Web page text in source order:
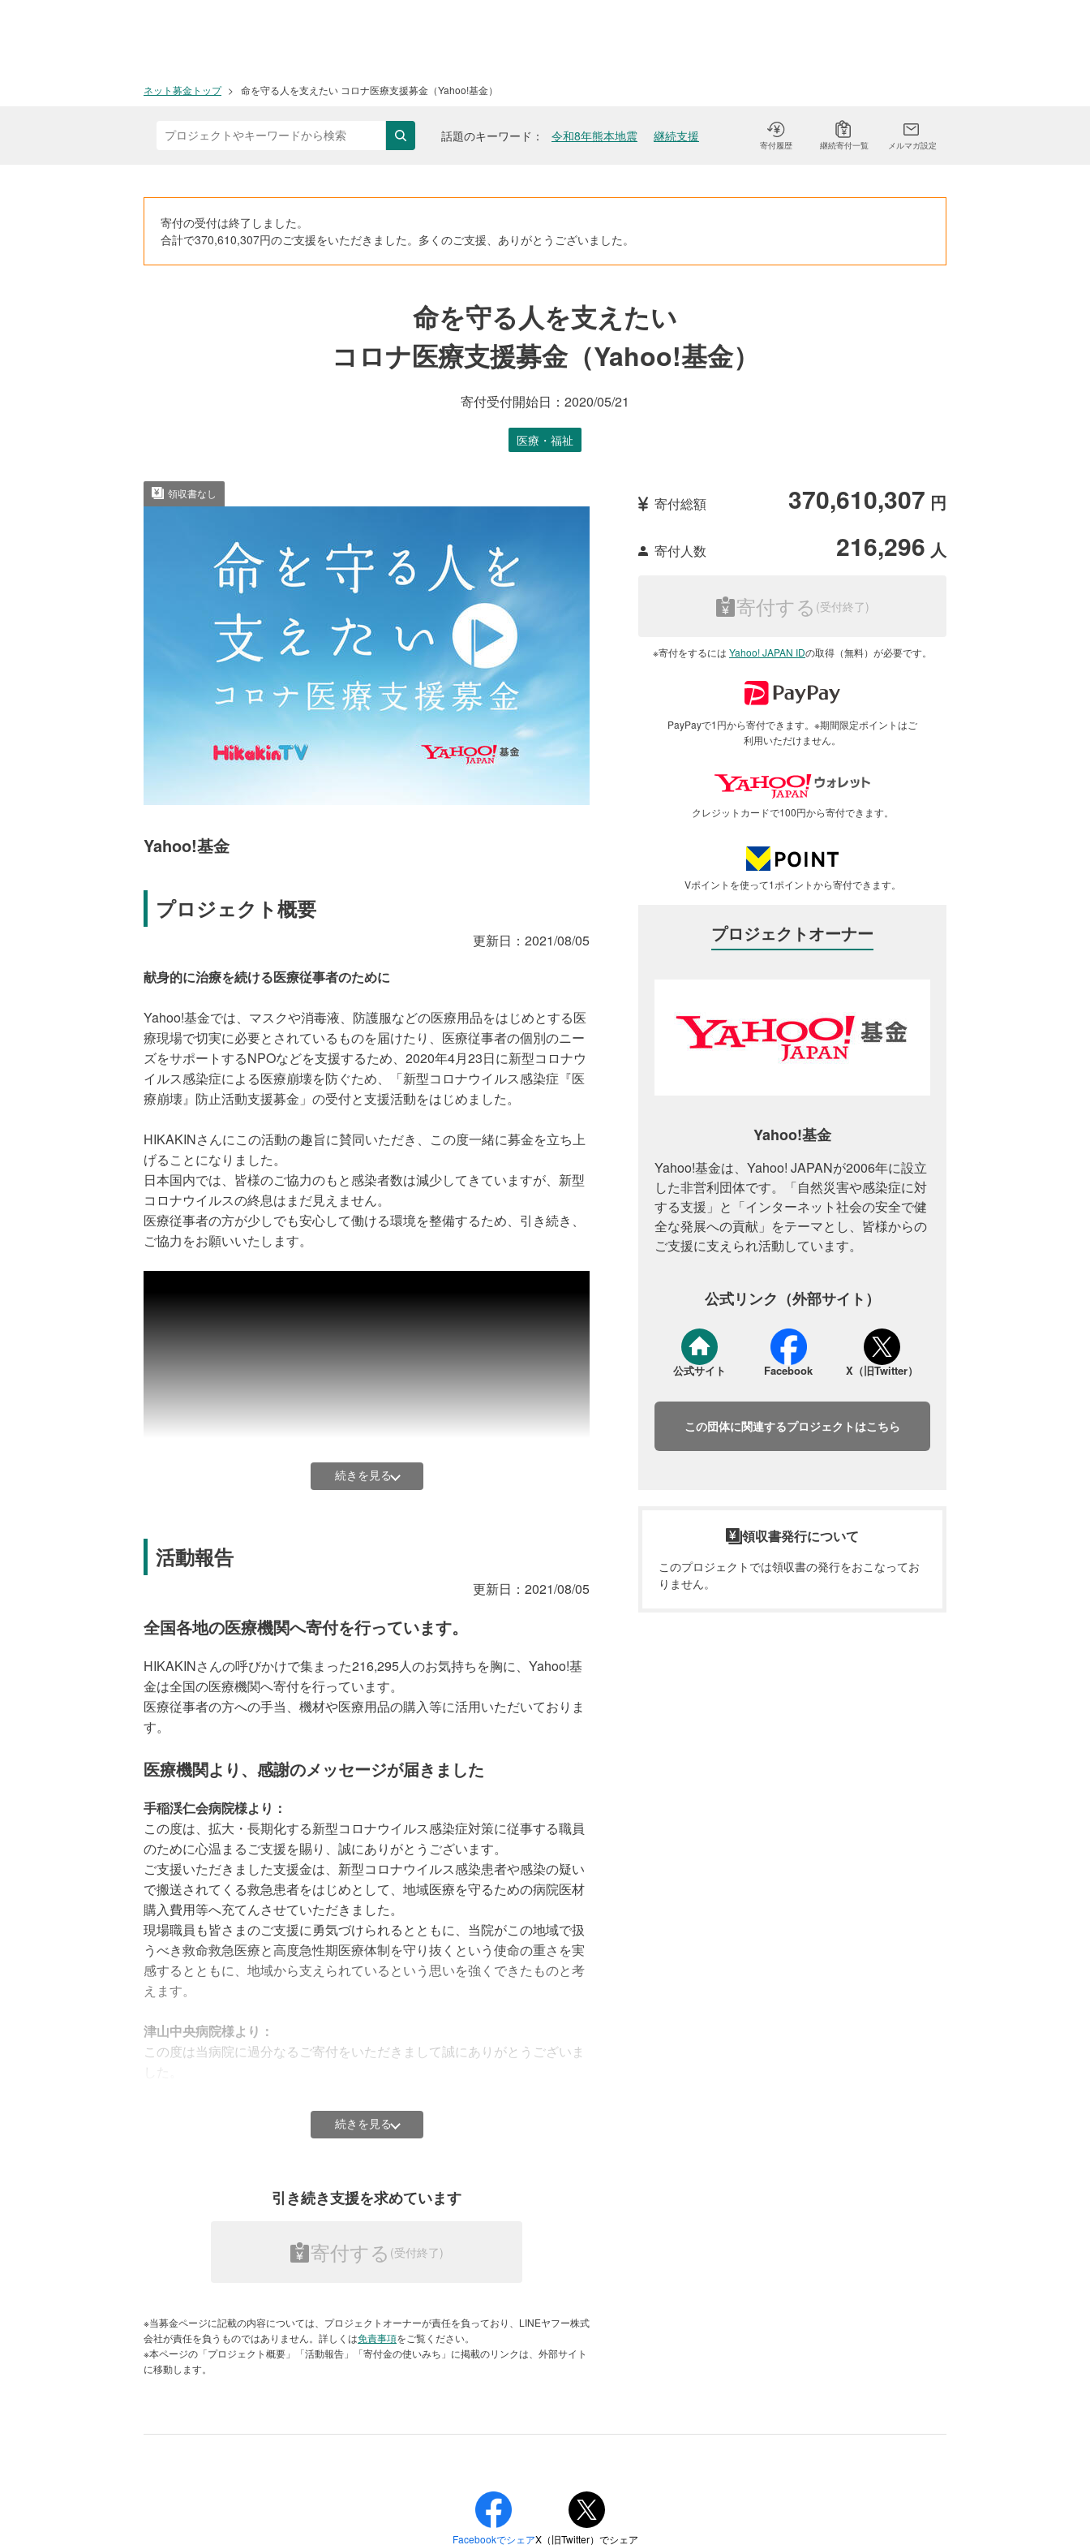
ネット募金トップ 命を守る人を支えたい コロナ医療支援募金（Yahoo!基金）
検索 話題のキーワード 令和8年熊本地震 継続支援
寄付履歴 継続寄付一覧 メルマガ設定
寄付の受付は終了しました。
合計で370,610,307円のご支援をいただきました。多くのご支援、ありがとうございました。
命を守る人を支えたい
コロナ医療支援募金（Yahoo!基金）
寄付受付開始日： 2020/05/21
医療・福祉
領収書なし
Yahoo!基金
プロジェクト概要
更新日： 2021/08/05
献身的に治療を続ける医療従事者のために
Yahoo!基金では、マスクや消毒液、防護服などの医療用品をはじめとする医
療現場で切実に必要とされているものを届けたり、医療従事者の個別のニー
ズをサポートするNPOなどを支援するため、2020年4月23日に新型コロナウ
イルス感染症による医療崩壊を防ぐため、「新型コロナウイルス感染症『医
療崩壊』防止活動支援募金」の受付と支援活動をはじめました。
HIKAKINさんにこの活動の趣旨に賛同いただき、この度一緒に募金を立ち上
げることになりました。
日本国内では、皆様のご協力のもと感染者数は減少してきていますが、新型
コロナウイルスの終息はまだ見えません。
医療従事者の方が少しでも安心して働ける環境を整備するため、引き続き、
ご協力をお願いいたします。
HIKAKINさんからのメッセージは、 をご覧ください。
寄付金の使いみち
医療従事者の負担軽減、感染リスクの低減のための支援活動に活用させてい
ただきます。
1 東京都などの自治体を通じて、医療現場にマスクや消毒液、防護服などの
医療用品を配布
3 感染防止の活動を行うNPOへの支援
2、3については寄付が集まった段階で、助成として応募いただいた団体に支
援を行う予定です。また、新型コロナウイルスの終息には長い期間がかかる
ことが想定されるため、フェーズによって、都度必要な支援を行ってまいり
ます。
詳しい使途は、決定次第この募金ページのほか、Yahoo!基金のホームペー
ジ、TwitterのYahoo!基金アカウントなど、SNSを通じてご報告いたします。
#新型コロナウイルス緊急支援
#新型コロナウイルス支援_医療福祉
続きを見る
活動報告
更新日： 2021/08/05
全国各地の医療機関へ寄付を行っています。
HIKAKINさんの呼びかけで集まった216,295人のお気持ちを胸に、Yahoo!基
金は全国の医療機関へ寄付を行っています。
医療従事者の方への手当、機材や医療用品の購入等に活用いただいておりま
す。
医療機関より、感謝のメッセージが届きました
手稲渓仁会病院様より：
この度は、拡大・長期化する新型コロナウイルス感染症対策に従事する職員
のために心温まるご支援を賜り、誠にありがとうございます。
ご支援いただきました支援金は、新型コロナウイルス感染患者や感染の疑い
で搬送されてくる救急患者をはじめとして、地域医療を守るための病院医材
購入費用等へ充てんさせていただきました。
現場職員も皆さまのご支援に勇気づけられるとともに、当院がこの地域で扱
うべき救命救急医療と高度急性期医療体制を守り抜くという使命の重さを実
感するとともに、地域から支えられているという思いを強くできたものと考
えます。
津山中央病院様より：
この度は当病院に過分なるご寄付をいただきまして誠にありがとうございま
した。
にとりまして、誠に心強くまたありがたく感じているところでございます。
当院といたしましても、いただいたご支援を力に、今後とも、第2次感染症
いただきましたご芳志は、病院内での患者様や職員の感染防止のため、サー
続きを見る
引き続き支援を求めています
寄付する
※当募金ページに記載の内容については、プロジェクトオーナーが責任を負っており、LINEヤフー株式
会社が責任を負うものではありません。詳しくは免責事項をご覧ください。
※本ページの「プロジェクト概要」「活動報告」「寄付金の使いみち」に掲載のリンクは、外部サイト
に移動します。
寄付総額 370,610,307 円
寄付人数 216,296 人
寄付する
※寄付をするには Yahoo! JAPAN IDの取得（無料）が必要です。
PayPayで1円から寄付できます。※期間限定ポイントはご
利用いただけません。
クレジットカードで100円から寄付できます。
Vポイントを使って1ポイントから寄付できます。
プロジェクトオーナー
Yahoo!基金
Yahoo!基金は、Yahoo! JAPANが2006年に設立
した非営利団体です。「自然災害や感染症に対
する支援」と「インターネット社会の安全で健
全な発展への貢献」をテーマとし、皆様からの
ご支援に支えられ活動しています。
公式リンク（外部サイト）
公式サイト Facebook X（旧Twitter）
この団体に関連するプロジェクトはこちら
領収書発行について
このプロジェクトでは領収書の発行をおこなってお
りません。